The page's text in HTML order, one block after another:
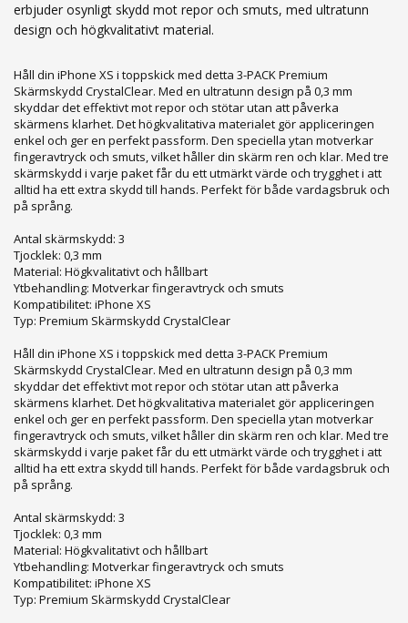
erbjuder osynligt skydd mot repor och smuts, med ultratunn
design och högkvalitativt material.
Håll din iPhone XS i toppskick med detta 3-PACK Premium
Skärmskydd CrystalClear. Med en ultratunn design på 0,3 mm
skyddar det effektivt mot repor och stötar utan att påverka
skärmens klarhet. Det högkvalitativa materialet gör appliceringen
enkel och ger en perfekt passform. Den speciella ytan motverkar
fingeravtryck och smuts, vilket håller din skärm ren och klar. Med tre
skärmskydd i varje paket får du ett utmärkt värde och trygghet i att
alltid ha ett extra skydd till hands. Perfekt för både vardagsbruk och
på språng.
Antal skärmskydd: 3
Tjocklek: 0,3 mm
Material: Högkvalitativt och hållbart
Ytbehandling: Motverkar fingeravtryck och smuts
Kompatibilitet: iPhone XS
Typ: Premium Skärmskydd CrystalClear
Håll din iPhone XS i toppskick med detta 3-PACK Premium
Skärmskydd CrystalClear. Med en ultratunn design på 0,3 mm
skyddar det effektivt mot repor och stötar utan att påverka
skärmens klarhet. Det högkvalitativa materialet gör appliceringen
enkel och ger en perfekt passform. Den speciella ytan motverkar
fingeravtryck och smuts, vilket håller din skärm ren och klar. Med tre
skärmskydd i varje paket får du ett utmärkt värde och trygghet i att
alltid ha ett extra skydd till hands. Perfekt för både vardagsbruk och
på språng.
Antal skärmskydd: 3
Tjocklek: 0,3 mm
Material: Högkvalitativt och hållbart
Ytbehandling: Motverkar fingeravtryck och smuts
Kompatibilitet: iPhone XS
Typ: Premium Skärmskydd CrystalClear